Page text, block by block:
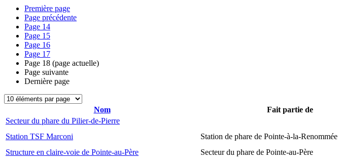
Première page
Page précédente
Page 14
Page 15
Page 16
Page 17
Page 18 (page actuelle)
Page suivante
Dernière page
Nom Fait partie de
Secteur du phare du Pilier-de-Pierre
Station TSF Marconi
Station de phare de Pointe-à-la-Renommée
Structure en claire-voie de Pointe-au-Père
Secteur du phare de Pointe-au-Père